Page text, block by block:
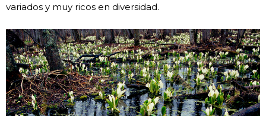
variados y muy ricos en diversidad.